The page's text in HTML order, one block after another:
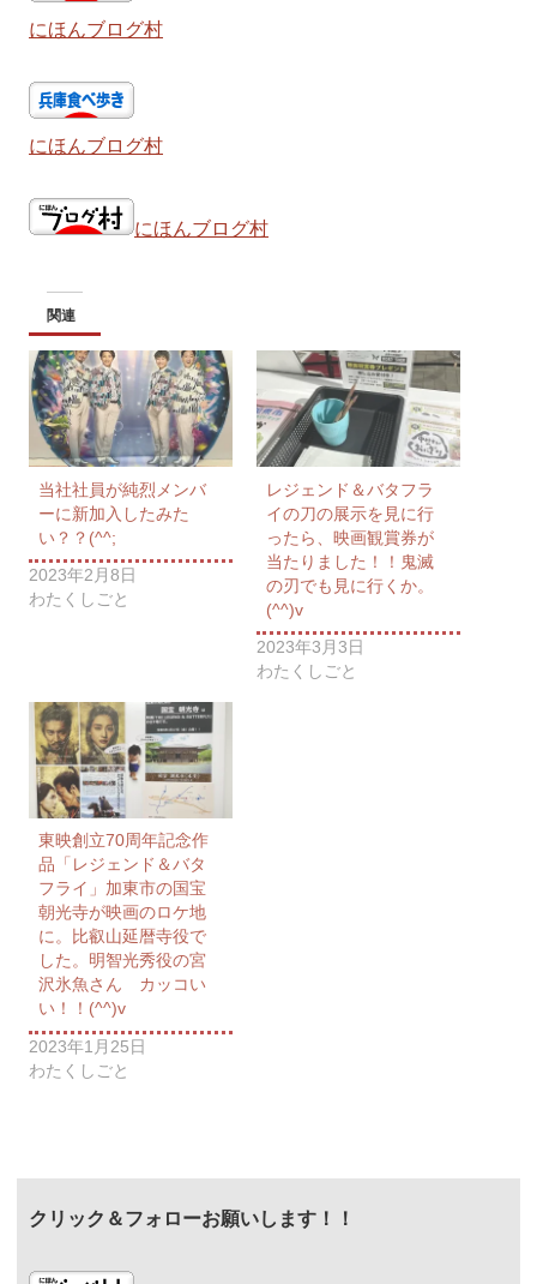
にほんブログ村
にほんブログ村
にほんブログ村
関連
当社社員が純烈メンバ
ーに新加入したみた
い？？(^^;
2023年2月8日
わたくしごと
レジェンド＆バタフラ
イの刀の展示を見に行
ったら、映画観賞券が
当たりました！！鬼滅
の刃でも見に行くか。
(^^)v
2023年3月3日
わたくしごと
東映創立70周年記念作
品「レジェンド＆バタ
フライ」加東市の国宝
朝光寺が映画のロケ地
に。比叡山延暦寺役で
した。明智光秀役の宮
沢氷魚さん カッコい
い！！(^^)v
2023年1月25日
わたくしごと
クリック＆フォローお願いします！！